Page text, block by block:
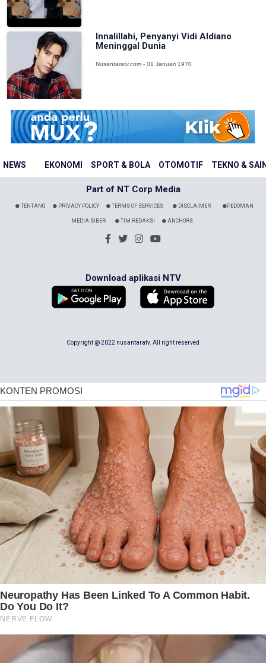
NEWS EKONOMI SPORT & BOLA OTOMOTIF TEKNO &
Innalillahi, Penyanyi Vidi Aldiano
Meninggal Dunia
Nusantaratv.com - 01 Januari 1970
Part of NT Corp Media
TENTANG PRIVACY POLICY TERMS OF SERVICES DISCLAIMER PEDOMAN
MEDIA SIBER TIM REDAKSI ANCHORS
Download aplikasi NTV
Copyright @ 2022 nusantaratv. All right reserved